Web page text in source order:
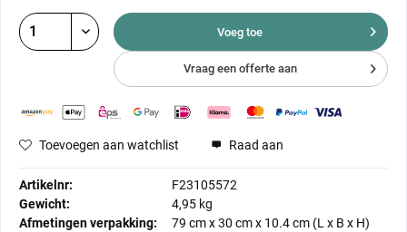
Voeg toe
Vraag een offerte aan
Toevoegen aan watchlist Raad aan
Artikelnr:
F23105572
Gewicht:
4,95 kg
Afmetingen verpakking:
79 cmx30 cmx 10.4 cm (L x B x H)